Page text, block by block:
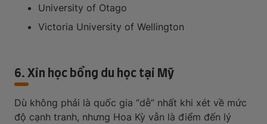
University of Otago
Victoria University of Wellington
6. Xin học bổng du học tại Mỹ
Dù không phải là quốc gia “dễ” nhất khi xét về mức
độ cạnh tranh, nhưng Hoa Kỳ vẫn là điểm đến lý